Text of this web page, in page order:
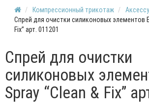
Компрессионный трикотаж
Спрей для очистки силиконовых элементов
Fix” арт. 011201
Спрей для очистки
силиконовых
Spray “Clean & Fix”